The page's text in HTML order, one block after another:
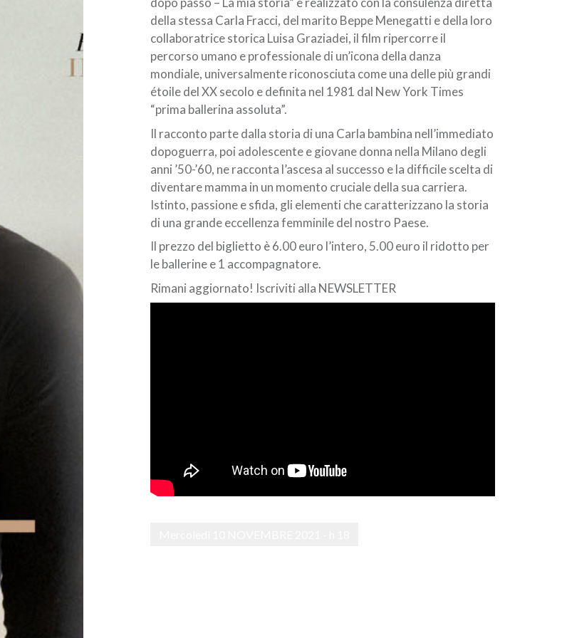
della stessa Carla Fracci, del marito Beppe Menegatti e della loro
collaboratrice storica Luisa Graziadei, il film ripercorre il
percorso umano e professionale di un’icona della danza
mondiale, universalmente riconosciuta come una delle più grandi
étoile del XX secolo e definita nel 1981 dal New York Times
“prima ballerina assoluta”.
Il racconto parte dalla storia di una Carla bambina nell’immediato
dopoguerra, poi adolescente e giovane donna nella Milano degli
anni ’50-’60, ne racconta l’ascesa al successo e la difficile scelta di
diventare mamma in un momento cruciale della sua carriera.
Istinto, passione e sfida, gli elementi che caratterizzano la storia
di una grande eccellenza femminile del nostro Paese.
Il prezzo del biglietto è 6.00 euro l’intero, 5.00 euro il ridotto per
le ballerine e 1 accompagnatore.
Rimani aggiornato! Iscriviti alla NEWSLETTER